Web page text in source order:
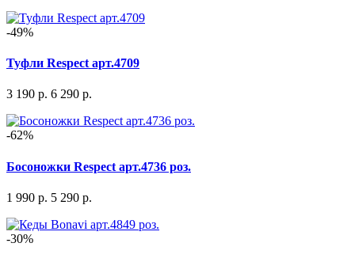
-49%
Туфли Respect арт.4709
3 190 р. 6 290 р.
-62%
Босоножки Respect арт.4736 роз.
1 990 р. 5 290 р.
-30%